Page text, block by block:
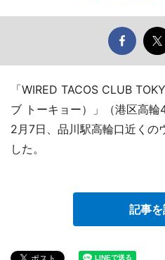
「WIRED TACOS CLUB
ブ トーキョー）」（港区高
2月7日、品川駅高輪口近くの
した。
記事